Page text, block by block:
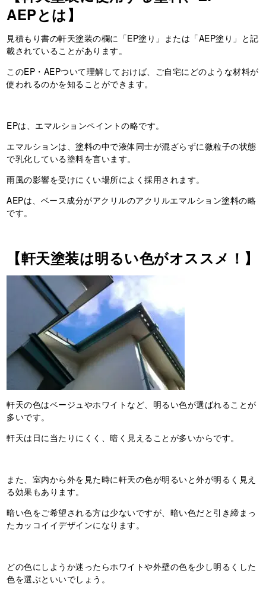
AEPとは】
見積もり書の軒天塗装の欄に「EP塗り」または「AEP塗り」と記
載されていることがあります。
このEP・AEPついて理解しておけば、ご自宅にどのような材料が
使われるのかを知ることができます。
EPは、エマルションペイントの略です。
エマルションは、塗料の中で液体同士が混ざらずに微粒子の状態
で乳化している塗料を言います。
雨風の影響を受けにくい場所によく採用されます。
AEPは、ベース成分がアクリルのアクリルエマルション塗料の略
です。
【軒天塗装は明るい色がオススメ！】
軒天の色はベージュやホワイトなど、明るい色が選ばれることが
多いです。
軒天は日に当たりにくく、暗く見えることが多いからです。
また、室内から外を見た時に軒天の色が明るいと外が明るく見え
る効果もあります。
暗い色をご希望される方は少ないですが、暗い色だと引き締まっ
たカッコイイデザインになります。
どの色にしようか迷ったらホワイトや外壁の色を少し明るくした
色を選ぶといいでしょう。